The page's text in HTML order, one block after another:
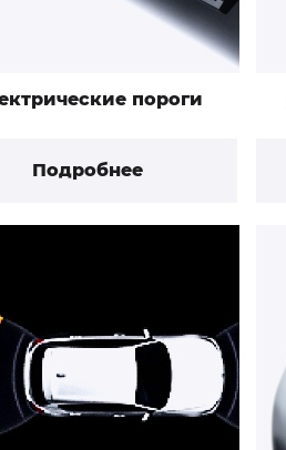
пороги
Подробнее